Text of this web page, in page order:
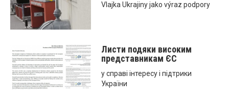
Vlajka Ukrajiny jako výraz podpory
Листи подяки високим
представникам ЄС
у справі інтересу і підтрики
України